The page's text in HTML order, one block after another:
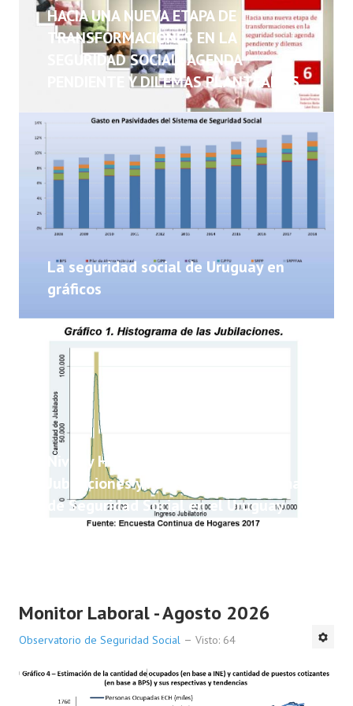
NOTICIAS
HACIA UNA NUEVA ETAPA DE
TRANSFORMACIONES EN LA
SEGURIDAD SOCIAL: AGENDA
PENDIENTE Y DILEMAS PLANTEADOS
La seguridad social de Uruguay en
gráficos
Nivel y Heterogeneidad de las
Jubilaciones y Pensiones del Sistema
de Seguridad Social en el Uruguay
Monitor Laboral - Agosto 2026
Observatorio de Seguridad Social Visto: 64